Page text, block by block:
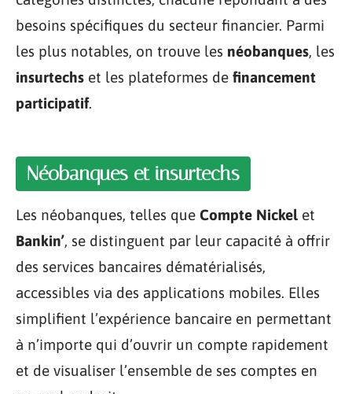
besoins spécifiques du secteur financier. Parmi
les plus notables, on trouve les néobanques, les
insurtechs et les plateformes de financement
participatif.
Néobanques et insurtechs
Les néobanques, telles que Compte Nickel et
Bankin’, se distinguent par leur capacité à offrir
des services bancaires dématérialisés,
accessibles via des applications mobiles. Elles
simplifient l’expérience bancaire en permettant
à n’importe qui d’ouvrir un compte rapidement
et de visualiser l’ensemble de ses comptes en